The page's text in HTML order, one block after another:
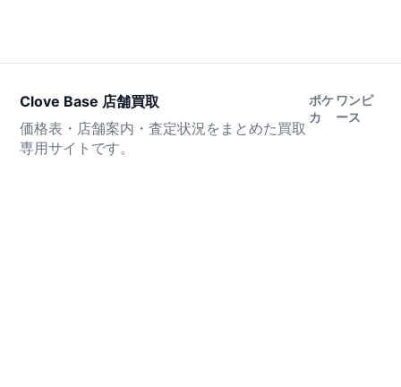
Clove Base 店舗買取
価格表・店舗案内・査定状況をまとめた買取
専用サイトです。
ポケ
カ
ワンピ
ース